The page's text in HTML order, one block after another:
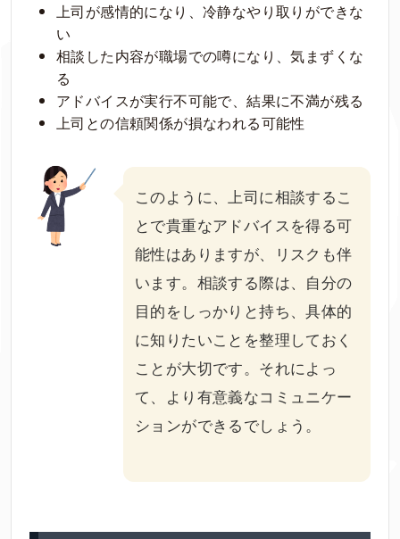
上司が感情的になり、冷静なやり取りができな
い
相談した内容が職場での噂になり、気まずくな
る
アドバイスが実行不可能で、結果に不満が残る
上司との信頼関係が損なわれる可能性
このように、上司に相談するこ
とで貴重なアドバイスを得る可
能性はありますが、リスクも伴
います。相談する際は、自分の
目的をしっかりと持ち、具体的
に知りたいことを整理しておく
ことが大切です。それによっ
て、より有意義なコミュニケー
ションができるでしょう。